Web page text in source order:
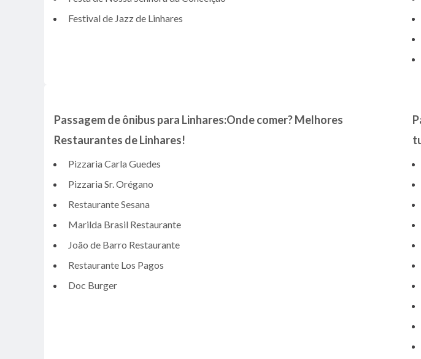
Festival de Jazz de Linhares
Passagem de ônibus para Linhares:Onde comer? Melhores
Restaurantes de Linhares!
Pizzaria Carla Guedes
Pizzaria Sr. Orégano
Restaurante Sesana
Marilda Brasil Restaurante
João de Barro Restaurante
Restaurante Los Pagos
Doc Burger